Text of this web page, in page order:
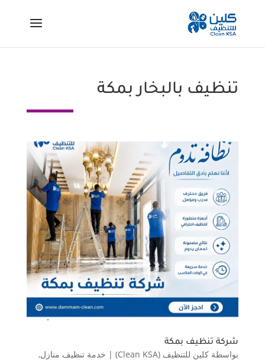
تنظيف بالبخار بمكة
شركة تنظيف بمكة
بواسطة كلين للتنظيف (Clean KSA) | خدمة تنظيف منازل,